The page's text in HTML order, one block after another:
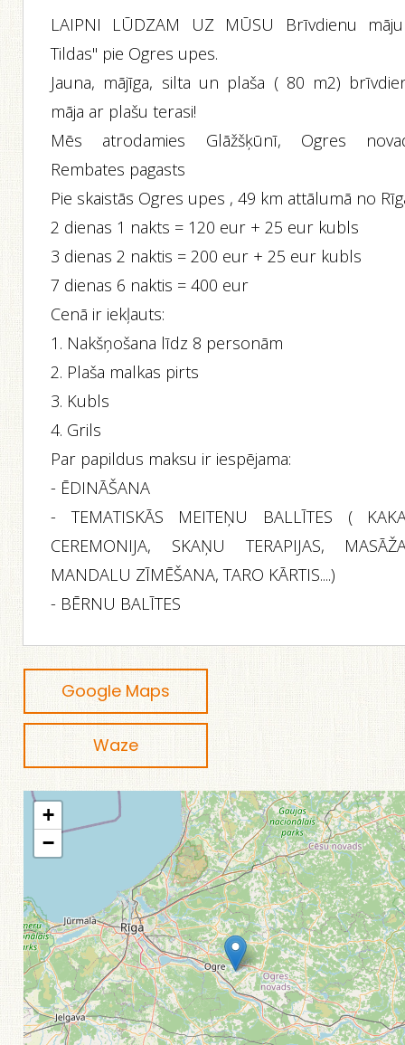
LAIPNI LŪDZAM UZ MŪSU Brīvdienu
Tildas" pie Ogres upes.
Jauna, mājīga, silta un plaša ( 80 m2)
māja ar plašu terasi!
Mēs atrodamies Glāžšķūnī, Ogres
Rembates pagasts
Pie skaistās Ogres upes , 49 km attālumā no
2 dienas 1 nakts = 120 eur + 25 eur kubls
3 dienas 2 naktis = 200 eur + 25 eur kubls
7 dienas 6 naktis = 400 eur
Cenā ir iekļauts:
1. Nakšņošana līdz 8 personām
2. Plaša malkas pirts
3. Kubls
4. Grils
Par papildus maksu ir iespējama:
- ĒDINĀŠANA
- TEMATISKĀS MEITEŅU BALLĪTES (
CEREMONIJA, SKAŅU TERAPIJAS,
MANDALU ZĪMĒŠANA, TARO KĀRTIS....)
- BĒRNU BALĪTES
Google Maps
Waze
+
−